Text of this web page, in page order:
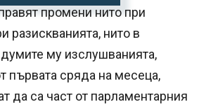
промени нито при
разискванията, нито в
му изслушванията,
първата сряда на месеца,
да са част от парламентарния